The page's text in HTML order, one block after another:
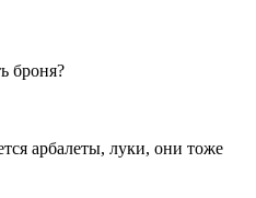
броня?
арбалеты, луки, они тоже